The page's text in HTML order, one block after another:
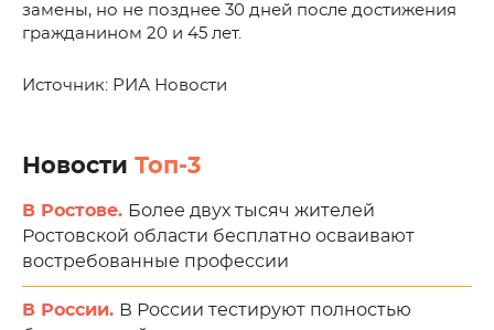
замены, но не позднее 30 дней после достижения
гражданином 20 и 45 лет.
Источник: РИА Новости
Новости Топ-3
В Ростове. Более двух тысяч жителей
Ростовской области бесплатно осваивают
востребованные профессии
В России. В России тестируют полностью